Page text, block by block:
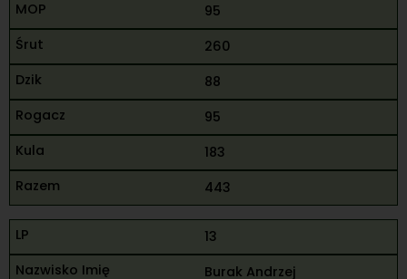
95
260
88
95
183
443
13
Burak Andrzej